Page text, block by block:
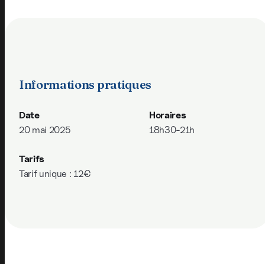
Informations pratiques
Date
20 mai 2025
Horaires
18h30-21h
Tarifs
Tarif unique : 12€